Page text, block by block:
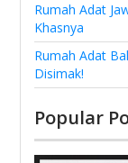
Rumah Adat
Khasnya
Rumah Adat
Disimak!
Popular